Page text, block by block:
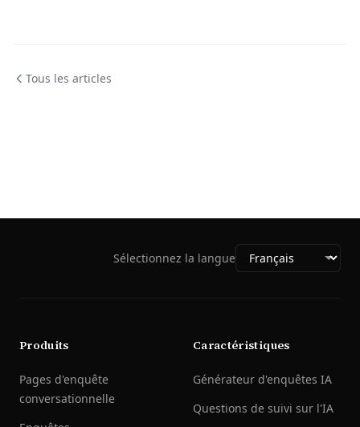
Tous les articles
Sélectionnez la langue
Produits
Pages d'enquête
conversationnelle
Caractéristiques
Générateur d'enquêtes IA
Questions de suivi sur l'IA